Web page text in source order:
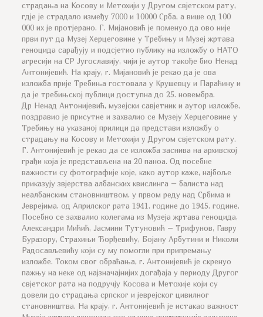
страдања на Косову и Метохији у Другом свјетском рату,
гдје је страдало између 7000 и 10000 Срба, а више од 100
000 их је протјерано. Г. Мијановић је поменуо да ово није
први пут да Музеј Херцеговине у Требињу и Музеј жртава
геноцида сарађују и подсјетио публику на изложбу о НАТО
агресији на СР Југославију, чији је аутор такође био Ненад
Антонијевић. На крају, г. Мијановић је рекао да је ова
изложба прије Требиња гостовала у Крушевцу и Параћину и
да је требињској публици доступна до 25. новембра.
Др Ненад Антонијевић, музејски савјетник и аутор изложбе,
поздравио је присутне и захвалио се Музеју Херцеговине у
Требињу на указаној прилици да представи изложбу о
страдању на Косову и Метохији у Другом свјетском рату.
Г. Антонијевић је рекао да се изложба заснива на архивској
грађи која је представљена на 20 паноа. Од посебне
важности су фотографије које, како аутор каже, најбоље
приказују звјерства албанских квислинга – балиста над
неалбанским становништвом, у првом реду над Србима и
Јеврејима, од Априлског рата 1941. године до 1945. године.
Посебно се захвалио колегама из Музеја жртава геноцида,
Александри Мићић, Јасмини Тутуновић – Трифунов, Гавру
Буразору, Страхињи Ђорђевићу, Бојану Арбутини и Николи
Радосављевићу који су му помогли при припремању
изложбе. Током свог обраћања, г. Антонијевић је скренуо
пажњу на неке од најзначајнијих догађаја у периоду Другог
свјетског рата на подручју Косова и Метохије који су
довели до страдања српског и јеврејског цивилног
становништва. На крају, г. Антонијевић је истакао важност